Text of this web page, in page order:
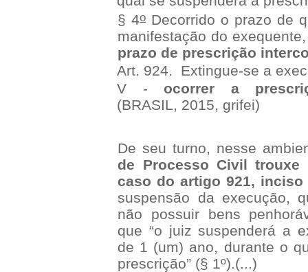
§ 4oDecorrido o prazo de
manifestação do
prazo de prescrição
Art. 924. Extingue-se a
V -ocorrer a
(BRASIL, 2015, grifei)
De seu turno, nesse
de Processo Civil trouxe
caso do artigo 921, inciso
suspensão da execução,
não possuir bens
que “o juiz suspenderá a
de 1 (um) ano, durante o
prescrição” (§ 1º).(...)